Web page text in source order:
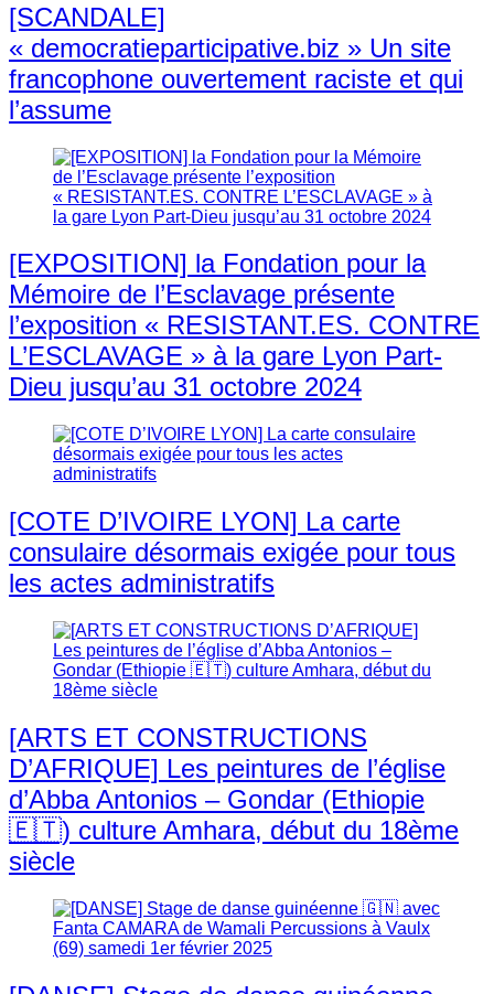
[SCANDALE]
« democratieparticipative.biz » Un site
francophone ouvertement raciste et qui
l’assume
[EXPOSITION] la Fondation pour la
Mémoire de l’Esclavage présente
l’exposition « RESISTANT.ES. CONTRE
L’ESCLAVAGE » à la gare Lyon Part-
Dieu jusqu’au 31 octobre 2024
[COTE D’IVOIRE LYON] La carte
consulaire désormais exigée pour tous
les actes administratifs
[ARTS ET CONSTRUCTIONS
D’AFRIQUE] Les peintures de l’église
d’Abba Antonios – Gondar (Ethiopie
🇪🇹) culture Amhara, début du 18ème
siècle